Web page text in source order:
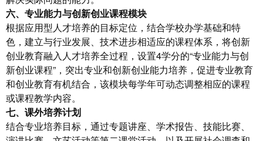
六、专业能力与创新创业课程模块
根据应用型人才培养的目标定位，结合学校办学基础和特
色，建立与行业发展、技术进步相适应的课程体系，将创新
创业教育融入人才培养全过程，设置4学分的“专业能力与创
新创业课程”，突出专业和创新创业能力培养，促进专业教育
和创业教育有机结合，该模块每学年可动态调整相应的课程
或课程教学内容。
七、课外培养计划
结合专业培养目标，通过专题讲座、学术报告、技能比赛、